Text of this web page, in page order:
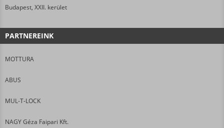
Budapest, XXII. kerület
PARTNEREINK
MOTTURA
ABUS
MUL-T-LOCK
NAGY Géza Faipari Kft.